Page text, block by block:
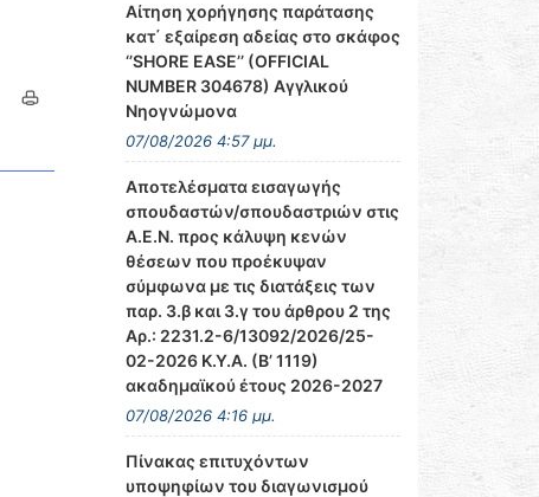
Αίτηση χορήγησης παράτασης
κατ΄ εξαίρεση αδείας στο σκάφος
‘’SHORE EASE’’ (OFFICIAL
NUMBER 304678) Αγγλικού
Νηογνώμονα
07/08/2026 4:57 μμ.
Αποτελέσματα εισαγωγής
σπουδαστών/σπουδαστριών στις
Α.Ε.Ν. προς κάλυψη κενών
θέσεων που προέκυψαν
σύμφωνα με τις διατάξεις των
παρ. 3.β και 3.γ του άρθρου 2 της
Αρ.: 2231.2-6/13092/2026/25-
02-2026 Κ.Υ.Α. (Β’ 1119)
ακαδημαϊκού έτους 2026-2027
07/08/2026 4:16 μμ.
Πίνακας επιτυχόντων
υποψηφίων του διαγωνισμού